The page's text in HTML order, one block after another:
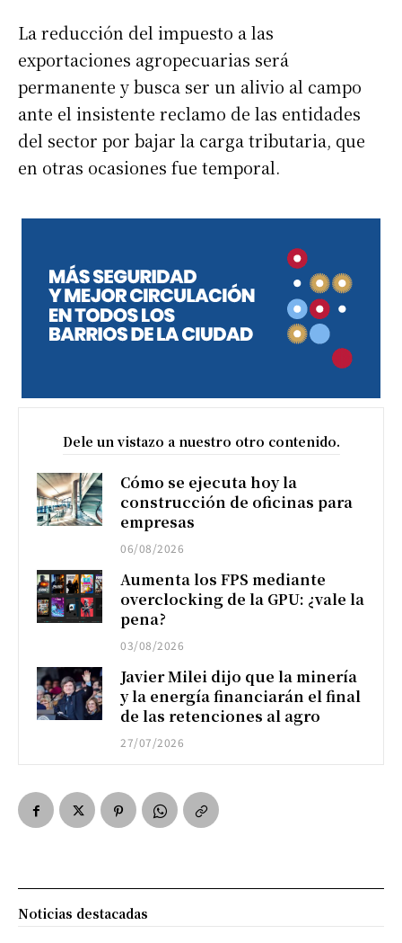
La reducción del impuesto a las
exportaciones agropecuarias será
permanente y busca ser un alivio al campo
ante el insistente reclamo de las entidades
del sector por bajar la carga tributaria, que
en otras ocasiones fue temporal.
Dele un vistazo a nuestro otro contenido.
Cómo se ejecuta hoy la
construcción de oficinas para
empresas
06/08/2026
Aumenta los FPS mediante
overclocking de la GPU: ¿vale la
pena?
03/08/2026
Javier Milei dijo que la minería
y la energía financiarán el final
de las retenciones al agro
27/07/2026
Noticias destacadas